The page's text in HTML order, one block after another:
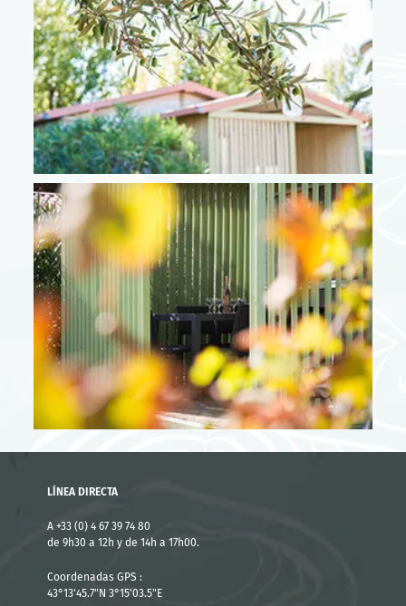
De 05/07 a 18/07 1304 €
De 19/07 a 25/07 1406 €
De 26/07 a 22/08 1712 €
De 23/08 a 29/08
Temporada alta - Tarifas para estancias
cortas
De 05/07 a 18/07
3 noches 610 €
4 noches 814 €
De 19/07 a 25/07
4 noches
De 23/08 a 29/08
3 noches
LÍNEA DIRECTA
A +33 (0) 4 67 39 74 80
de 9h30 a 12h y de 14h a 17h00.
Coordenadas GPS :
43°13'45.7"N 3°15'03.5"E